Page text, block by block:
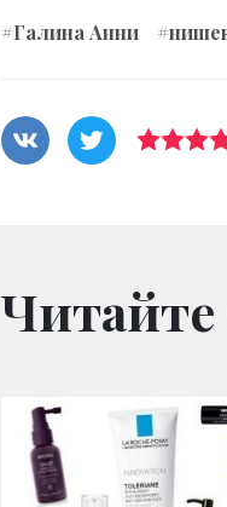
#Галина Анни